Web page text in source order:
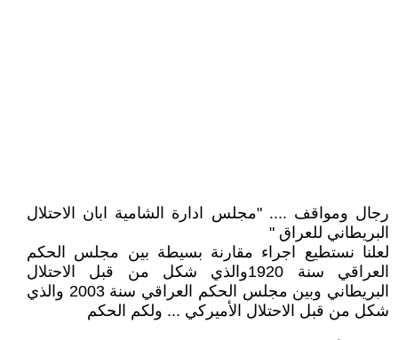
رجال ومواقف .... "مجلس ادارة الشامية ابان الاحتلال
البريطاني للعراق "
لعلنا نستطيع اجراء مقارنة بسيطة بين مجلس الحكم
العراقي سنة 1920والذي شكل من قبل الاحتلال
البريطاني وبين مجلس الحكم العراقي سنة 2003 والذي
شكل من قبل الاحتلال الأميركي ... ولكم الحكم